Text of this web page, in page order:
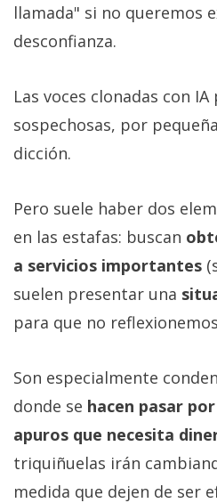
llamada" si no queremos
desconfianza.
Las voces clonadas con
sospechosas, por
dicción.
Pero suele haber dos
en las estafas: buscan
a servicios importantes
suelen presentar una
para que no
Son especialmente
donde se hacen pasar
apuros que necesita
triquiñuelas irán
medida que dejen de ser